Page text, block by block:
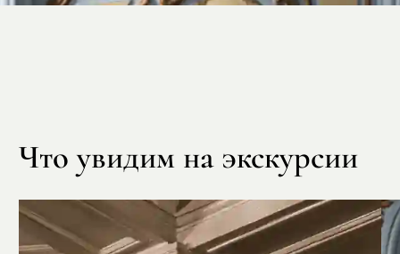
Что увидим на экскурсии